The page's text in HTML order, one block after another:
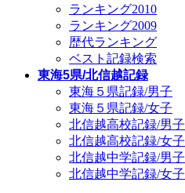
ランキング2010
ランキング2009
歴代ランキング
ベスト記録検索
東海5県/北信越記録
東海５県記録/男子
東海５県記録/女子
北信越高校記録/男子
北信越高校記録/女子
北信越中学記録/男子
北信越中学記録/女子